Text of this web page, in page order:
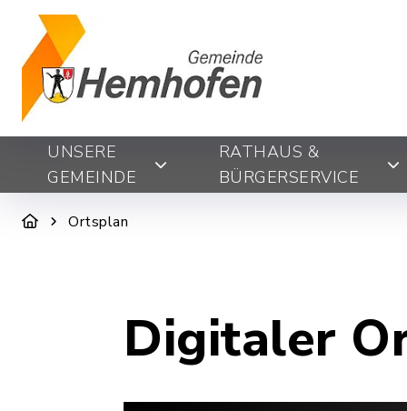
UNSERE
GEMEINDE
RATHAUS &
BÜRGERSERVICE
Ortsplan
Digitaler